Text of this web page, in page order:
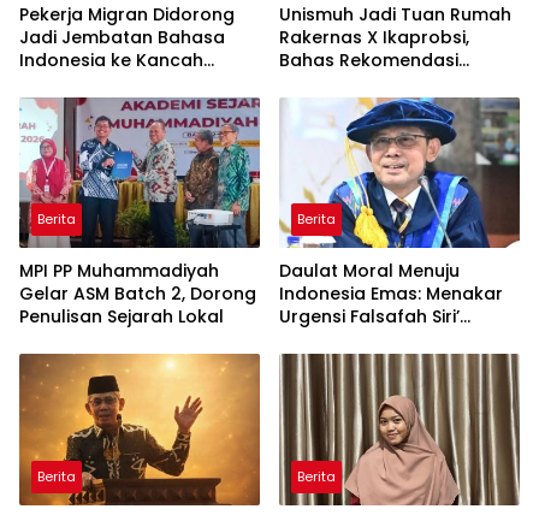
Pekerja Migran Didorong
Jadi Jembatan Bahasa
Indonesia ke Kancah
Unismuh Jadi Tuan Rumah
Rakernas X Ikaprobsi,
Bahas Rekomendasi
Indonesia di Tingkat
Global
Berita
MPI PP Muhammadiyah
Gelar ASM Batch 2, Dorong
Penulisan Sejarah Lokal
Berita
Daulat Moral Menuju
Indonesia Emas: Menakar
Urgensi Falsafah Siri’
Ancaman Kleptokrasi
Berita Berita